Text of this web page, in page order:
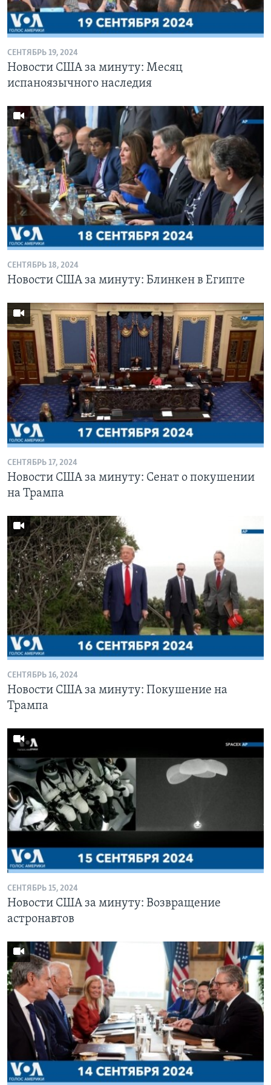
Learning English
СОЦИАЛЬНЫЕ СЕТИ
Языки
СЕНТЯБРЬ 19, 2024
Новости США за минуту: Месяц
испаноязычного наследия
СЕНТЯБРЬ 18, 2024
Новости США за минуту: Блинкен в Египте
СЕНТЯБРЬ 17, 2024
Новости США за минуту: Сенат о покушении
на Трампа
СЕНТЯБРЬ 16, 2024
Новости США за минуту: Покушение на
Трампа
СЕНТЯБРЬ 15, 2024
Новости США за минуту: Возвращение
астронавтов